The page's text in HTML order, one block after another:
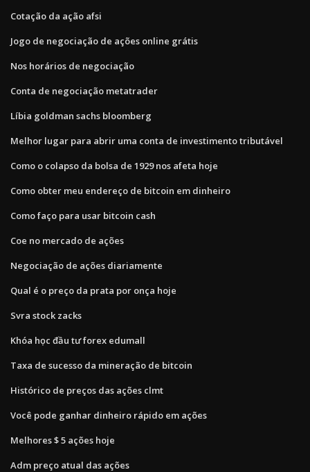
Cotação da ação afsi
Jogo de negociação de ações online grátis
Nos horários de negociação
Conta de negociação metatrader
Líbia goldman sachs bloomberg
Melhor lugar para abrir uma conta de investimento tributável
Como o colapso da bolsa de 1929 nos afeta hoje
Como obter meu endereço de bitcoin em dinheiro
Como faço para usar bitcoin cash
Coe no mercado de ações
Negociação de ações diariamente
Qual é o preço da prata por onça hoje
Svra stock zacks
Khóa học đầu tư forex edumall
Taxa de sucesso da mineração de bitcoin
Histórico de preços das ações clmt
Você pode ganhar dinheiro rápido em ações
Melhores $ 5 ações hoje
Adm preço atual das ações